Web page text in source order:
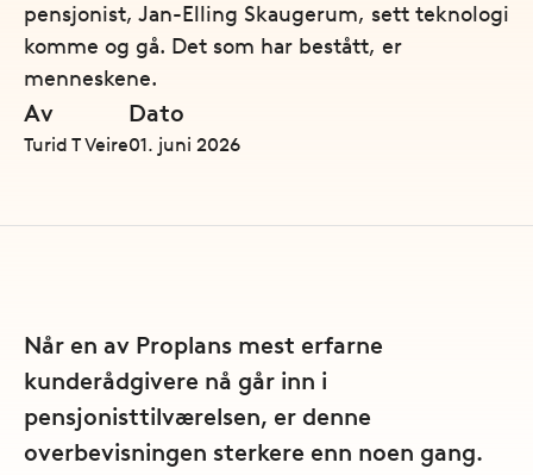
pensjonist, Jan-Elling Skaugerum, sett teknologi
komme og gå. Det som har bestått, er
menneskene.
Av
Turid T Veire
Dato
01. juni 2026
Når en av Proplans mest erfarne
kunderådgivere nå går inn i
pensjonisttilværelsen, er denne
overbevisningen sterkere enn noen gang.